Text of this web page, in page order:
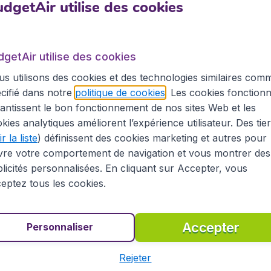
le réserver en un clic sur notre site.
Bordeaux. L’aéroport Bordeaux Mérignac(BOD) est un
base pour les compagnies aériennes Air France et
africaines. Avec plus de 4 millions de passagers, il est
Fort-de-France
pour sa renommée mondiale, découvrir la culture
point de départ vers une autre destination,
pratiques concernant Fort-de-France sur sa page
et votre location de voiture à l'avance, également
utilise des cookies
utilise des cookies
utilisons des cookies et des technologies similaires
dans notre politique de cookies . Les cookies
le bon fonctionnement de nos sites Web et les
analytiques améliorent l’expérience utilisateur. Des
la liste) définissent des cookies marketing et autres pour
votre comportement de navigation et vous montrer des
personnalisées. En cliquant sur Accepter, vous
tous les cookies.
Accepter
Personnaliser
Rejeter